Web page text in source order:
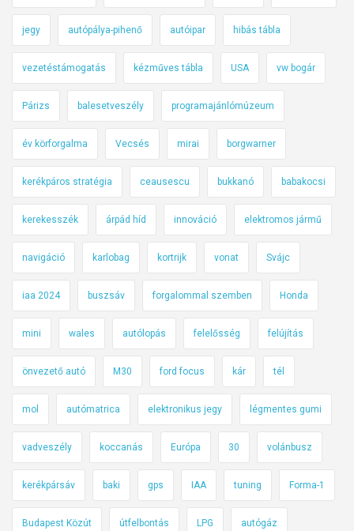
jegy autópálya-pihenő autóipar hibás tábla
vezetéstámogatás kézműves tábla USA vw bogár
Párizs balesetveszély programajánlómúzeum
év körforgalma Vecsés mirai borgwarner
kerékpáros stratégia ceausescu bukkanó babakocsi
kerekesszék árpád híd innováció elektromos jármű
navigáció karlobag kortrijk vonat Svájc
iaa 2024 buszsáv forgalommal szemben Honda
mini wales autólopás felelősség felújítás
önvezető autó M30 ford focus kár tél
mol autómatrica elektronikus jegy légmentes gumi
vadveszély koccanás Európa 30 volánbusz
kerékpársáv baki gps IAA tuning Forma-1
Budapest Közút útfelbontás LPG autógáz